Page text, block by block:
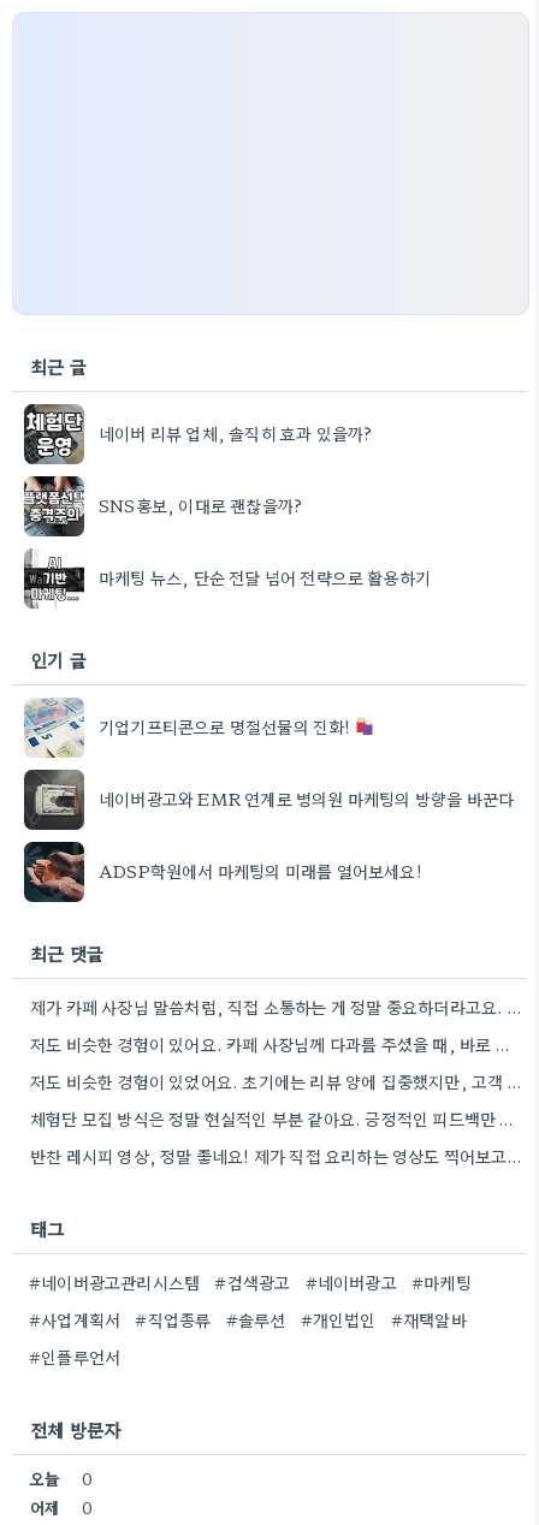
최근 글
네이버 리뷰 업체, 솔직히 효과 있을까?
SNS홍보, 이대로 괜찮을까?
마케팅 뉴스, 단순 전달 넘어 전략으로 활용하기
인기 글
기업기프티콘으로 명절선물의 진화!
네이버광고와 EMR 연계로 병의원 마케팅의 방향을 바꾼다
ADSP학원에서 마케팅의 미래를 열어보세요!
최근 댓글
제가 카페 사장님 말씀처럼, 직접 소통하는 게 정말 중요하더라고요. 할인 혜택 주는 것도 좋은 방법인…
저도 비슷한 경험이 있어요. 카페 사장님께 다과를 주셨을 때, 바로 리뷰를 작성해주셨거든요.
저도 비슷한 경험이 있었어요. 초기에는 리뷰 양에 집중했지만, 고객 반응 분석은 제가 직접 해야 더…
체험단 모집 방식은 정말 현실적인 부분 같아요. 긍정적인 피드백만 요구하면 솔직한 의견이 나오기 힘들겠죠.
반찬 레시피 영상, 정말 좋네요! 제가 직접 요리하는 영상도 찍어보고 싶은 마음이 생기네요.
태그
#네이버광고관리시스템 #검색광고 #네이버광고
#마케팅
#사업계획서
#직업종류 #솔루션 #개인법인
#재택알바
#인플루언서
전체 방문자
오늘
0
어제
0